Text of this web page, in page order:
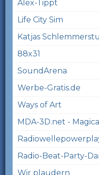
Alex-Tippt
Life City Sim
Katjas
88x31
SoundArena
Werbe-Gratis.de
Ways of Art
MDA-3D.net -
Radio-Beat-Party-
Wir plaudern